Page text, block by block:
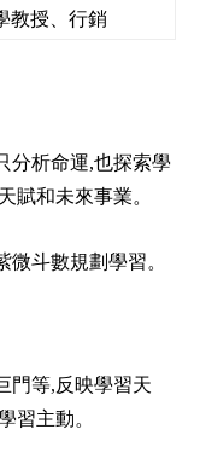
教授、行銷
分析命運,也探索學
賦和未來事業。
斗數規劃學習。
門等,反映學習天
習主動。